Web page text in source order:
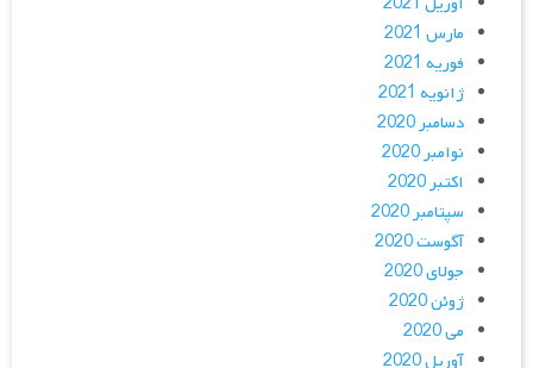
مارس 2021
فوریه 2021
ژانویه 2021
دسامبر 2020
نوامبر 2020
اکتبر 2020
سپتامبر 2020
آگوست 2020
جولای 2020
ژوئن 2020
می 2020
آوریل 2020